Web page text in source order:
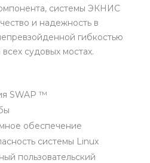
системы ЭКНИС
и надежность в
гибкостью
судовых мостах.
SWAP ™
обеспечение
системы Linux
пользовательский